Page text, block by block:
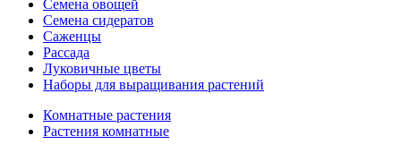
Семена овощей
Семена сидератов
Саженцы
Рассада
Луковичные цветы
Наборы для выращивания растений
Комнатные растения
Растения комнатные